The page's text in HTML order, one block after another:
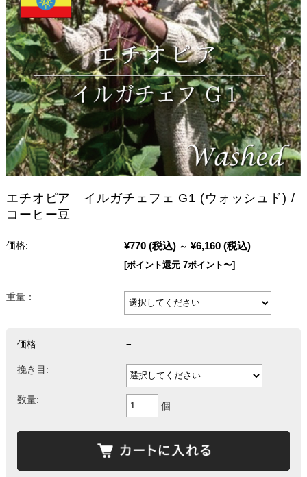
エチオピア イルガチェフェ G1 (ウォッシュド) /
コーヒー豆
価格: ¥770 (税込) ～ ¥6,160 (税込)
[ポイント還元 7ポイント〜]
重量：
価格: −
挽き目:
数量:
個